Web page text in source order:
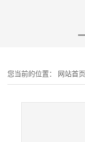
您当前的位置： 网站首页